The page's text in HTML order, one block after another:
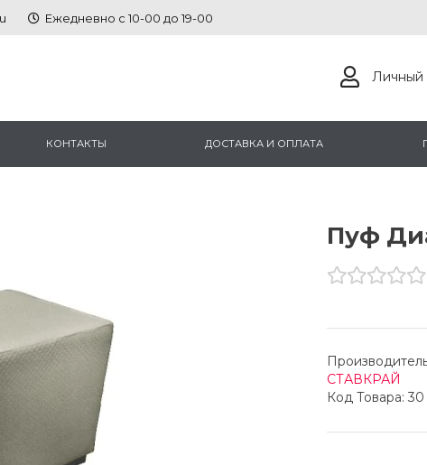
Ежедневно с 10-00 до 19-00
Личный
КОНТАКТЫ ДОСТАВКА И ОПЛАТА
Пуф
СТАВКРАЙ
Код Товара: 30